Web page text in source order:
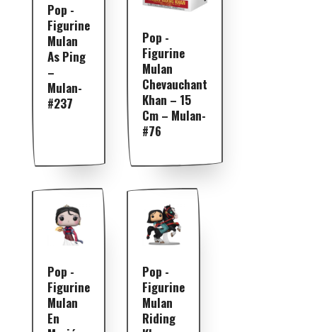
Pop -
Figurine
Mulan
As Ping
–
Mulan-
#237
Pop -
Figurine
Mulan
Chevauchant
Khan – 15
Cm – Mulan-
#76
Pop -
Figurine
Mulan
En
Pop -
Figurine
Mulan
Riding